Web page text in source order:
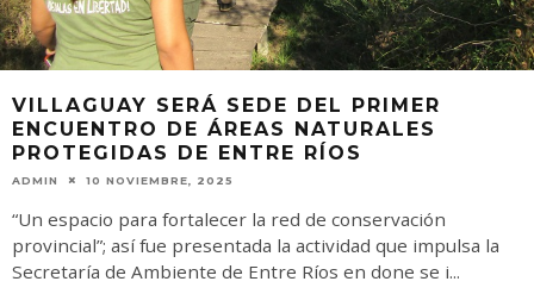
VILLAGUAY SERÁ SEDE DEL PRIMER
ENCUENTRO DE ÁREAS NATURALES
PROTEGIDAS DE ENTRE RÍOS
ADMIN 10 NOVIEMBRE, 2025
“Un espacio para fortalecer la red de conservación
provincial”; así fue presentada la actividad que impulsa la
Secretaría de Ambiente de Entre Ríos en done se i...